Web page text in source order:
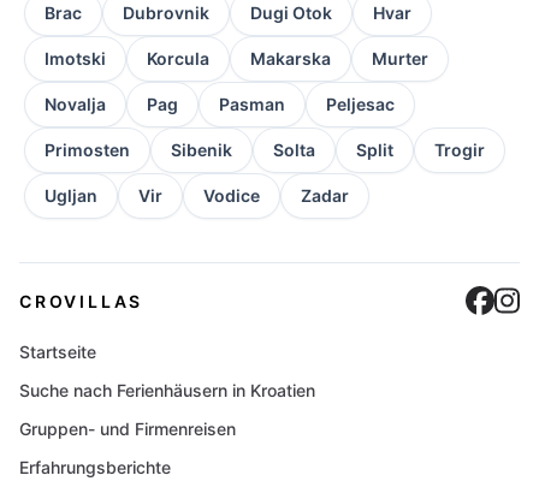
Brac Dubrovnik Dugi Otok Hvar
Imotski Korcula Makarska Murter
Novalja Pag Pasman Peljesac
Primosten Sibenik Solta Split Trogir
Ugljan Vir Vodice Zadar
CROVILLAS
Startseite
Suche nach Ferienhäusern in Kroatien
Gruppen- und Firmenreisen
Erfahrungsberichte